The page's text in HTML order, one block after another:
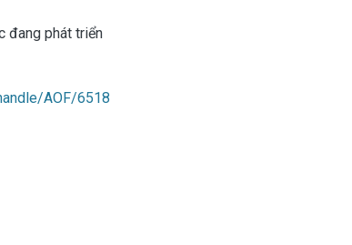
đang phát triển
AOF/6518